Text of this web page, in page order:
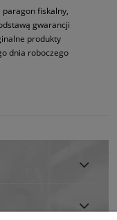
paragon fiskalny,
gwarancji
produkty
dnia roboczego